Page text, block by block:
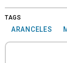
TAGS
ARANCELES